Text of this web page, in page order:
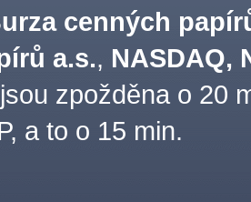
cenných
a.s., NASDAQ,
zpožděna o 20
a to o 15 min.